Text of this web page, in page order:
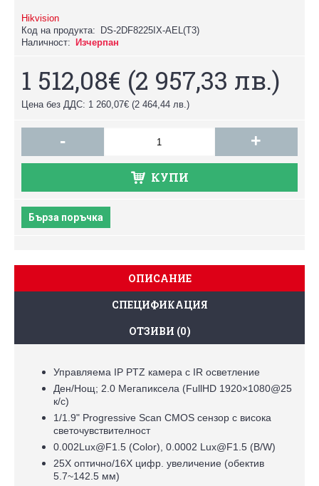
Hikvision
Код на продукта:
DS-2DF8225IX-AEL(T3)
Наличност:
Изчерпан
1 512,08€ (2 957,33 лв.)
Цена без ДДС: 1 260,07€ (2 464,44 лв.)
- +
КУПИ
Бърза поръчка
ОПИСАНИЕ
СПЕЦИФИКАЦИЯ
ОТЗИВИ (0)
Управляема IP PTZ камера с IR осветление
Ден/Нощ; 2.0 Mегапиксела (FullHD 1920×1080@25
к/с)
1/1.9" Progressive Scan CMOS сензор с висока
светочувствителност
0.002Lux@F1.5 (Color), 0.0002 Lux@F1.5 (B/W)
25X оптично/16X цифр. увеличение (обектив
5.7~142.5 мм)